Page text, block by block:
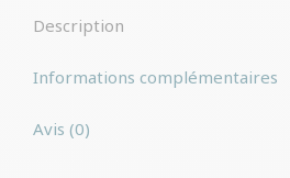
Description
Informations complémentaires
Avis (0)